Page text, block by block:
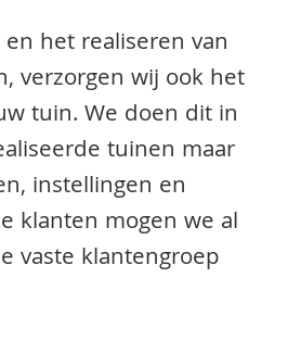
het realiseren van
verzorgen wij ook het
tuin. We doen dit in
tuinen maar
instellingen en
klanten mogen we al
vaste klantengroep